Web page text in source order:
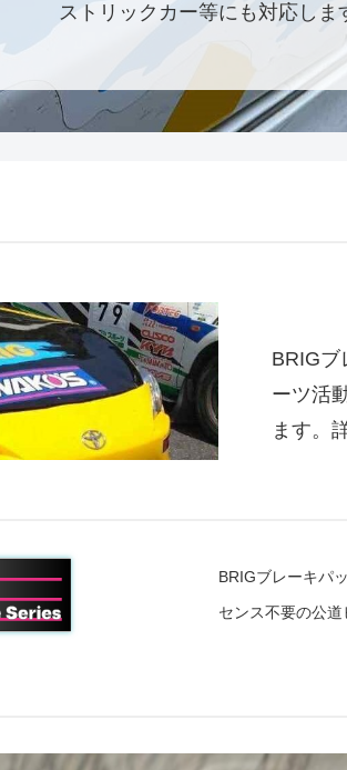
ストリックカー等にも対応しま
BRIGブ
ーツ活
ます。
BRIGブレーキパッ
センス不要の公